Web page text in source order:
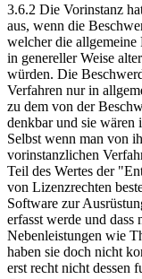
3.6.2 Die Vorinstanz
aus, wenn die
welcher die allgemeine
in genereller Weise
würden. Die
Verfahren nur in
zu dem von der
denkbar und sie wären
Selbst wenn man von
vorinstanzlichen
Teil des Wertes der
von Lizenzrechten
Software zur
erfasst werde und
Nebenleistungen wie
haben sie doch nicht
erst recht nicht dessen